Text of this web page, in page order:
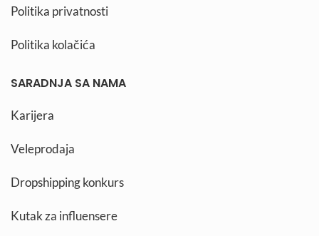
Politika privatnosti
Politika kolačića
SARADNJA SA NAMA
Karijera
Veleprodaja
Dropshipping konkurs
Kutak za influensere